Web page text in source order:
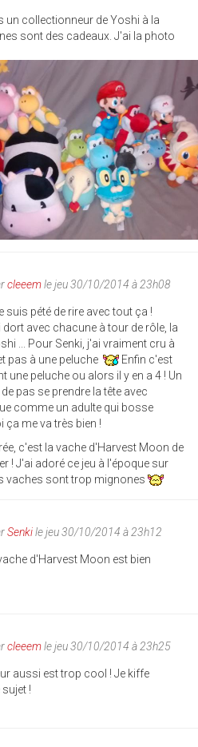
un collectionneur de Yoshi à la
sont des cadeaux. J'ai la photo
cleeemle jeu 30/10/2014 à 23h08
suis pété de rire avec tout ça !
dort avec chacune à tour de rôle, la
... Pour Senki, j'ai vraiment cru à
pas à une peluche
Enfin c'est
une peluche ou alors il y en a 4 ! Un
pas se prendre la tête avec
comme un adulte qui bosse
ça me va très bien !
c'est la vache d'Harvest Moon de
! J'ai adoré ce jeu à l'époque sur
vaches sont trop mignones
Senkile jeu 30/10/2014 à 23h12
d'Harvest Moon est bien
cleeemle jeu 30/10/2014 à 23h25
aussi est trop cool ! Je kiffe
!